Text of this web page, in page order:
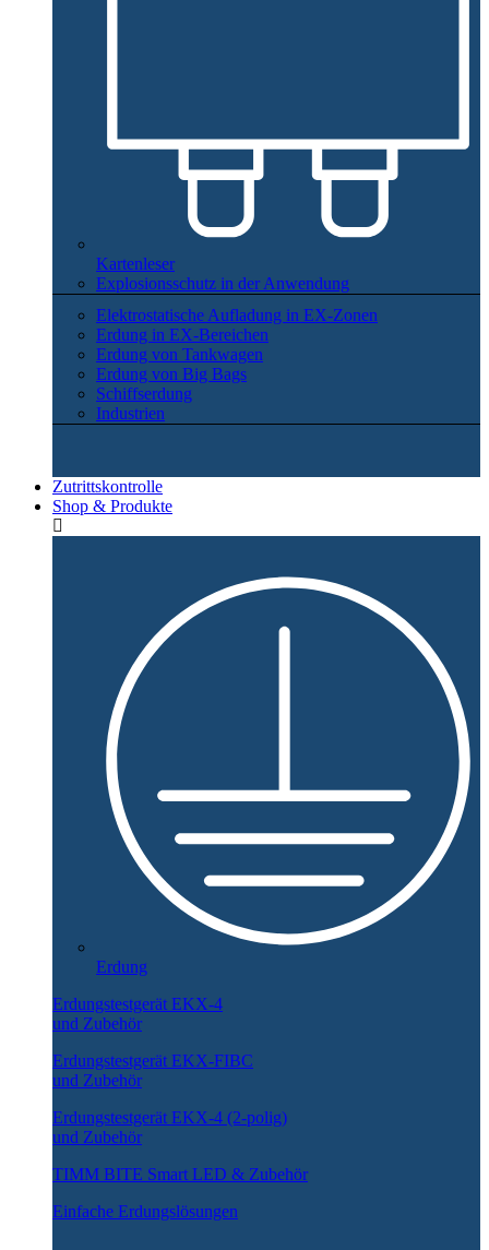
Kartenleser
Explosionsschutz in der Anwendung
Elektrostatische Aufladung in EX-Zonen
Erdung in EX-Bereichen
Erdung von Tankwagen
Erdung von Big Bags
Schiffserdung
Industrien
Zutrittskontrolle
Shop & Produkte
Erdung
Erdungstestgerät EKX-4
und Zubehör
Erdungstestgerät EKX-FIBC
und Zubehör
Erdungstestgerät EKX-4 (2-polig)
und Zubehör
TIMM BITE Smart LED & Zubehör
Einfache Erdungslösungen